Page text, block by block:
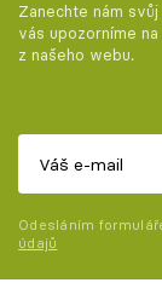
Zanechte nám
vás upozorníme
z našeho webu.
Odesláním
údajů